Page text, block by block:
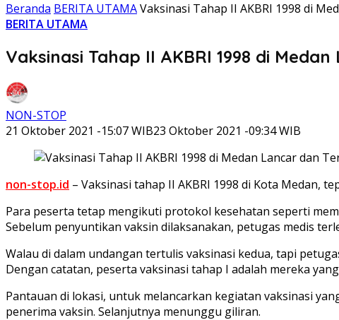
Beranda BERITA UTAMAVaksinasi Tahap II AKBRI 1998 di
BERITA UTAMA
Vaksinasi Tahap II AKBRI 1998 di
NON-STOP
21 Oktober 2021 -15:07 WIB23 Oktober 2021 -09:34 WIB
non-stop.id – Vaksinasi tahap II AKBRI 1998 di Kota Medan,
Para peserta tetap mengikuti protokol kesehatan seperti
Sebelum penyuntikan vaksin dilaksanakan, petugas medis
Walau di dalam undangan tertulis vaksinasi kedua, tapi
Dengan catatan, peserta vaksinasi tahap I adalah mereka
Pantauan di lokasi, untuk melancarkan kegiatan vaksinasi
penerima vaksin. Selanjutnya menunggu giliran.